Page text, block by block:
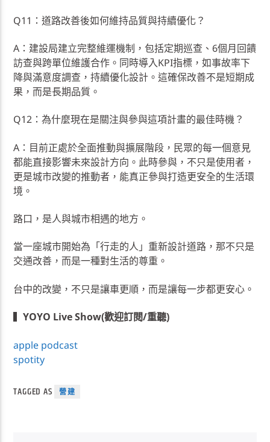
Q11：道路改善後如何維持品質與持續優化？
A：建設局建立完整維運機制，包括定期巡查、6個月回饋
訪查與跨單位維護合作。同時導入KPI指標，如事故率下
降與滿意度調查，持續優化設計。這確保改善不是短期成
果，而是長期品質。
Q12：為什麼現在是關注與參與這項計畫的最佳時機？
A：目前正處於全面推動與擴展階段，民眾的每一個意見
都能直接影響未來設計方向。此時參與，不只是使用者，
更是城市改變的推動者，能真正參與打造更安全的生活環
境。
路口，是人與城市相遇的地方。
當一座城市開始為「行走的人」重新設計道路，那不只是
交通改善，而是一種對生活的尊重。
台中的改變，不只是讓車更順，而是讓每一步都更安心。
▍YOYO Live Show(歡迎訂閱/重聽)
apple podcast
spotity
TAGGED AS 營建